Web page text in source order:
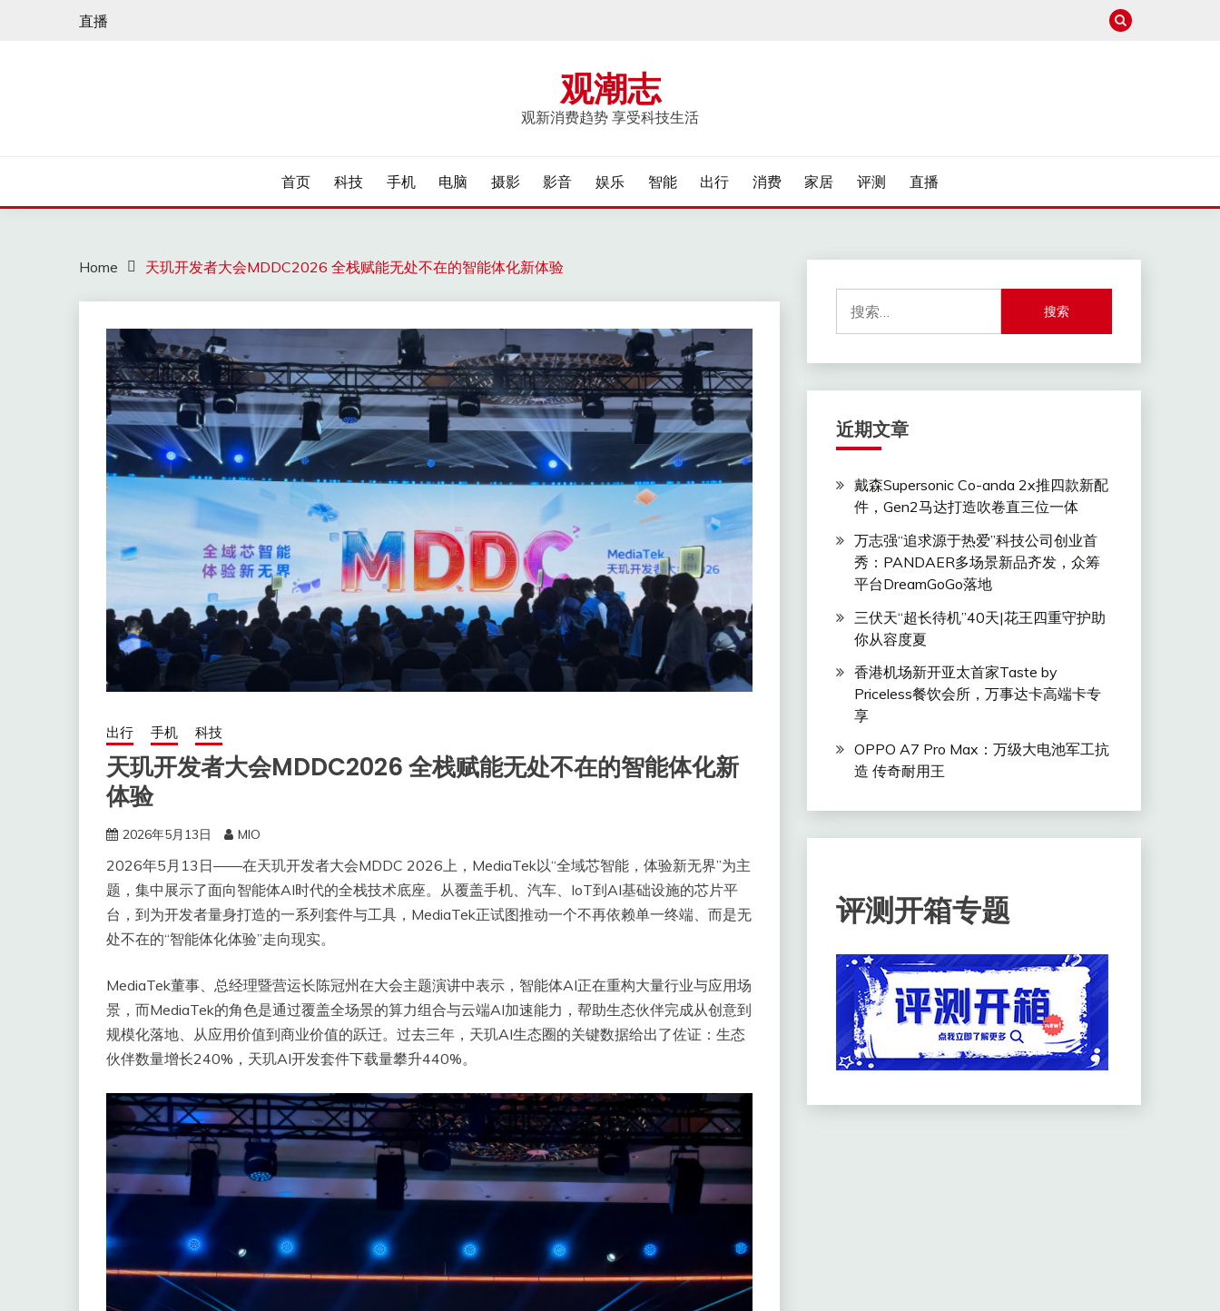
直播
观潮志
观新消费趋势 享受科技生活
首页 科技 手机 电脑 摄影 影音 娱乐 智能 出行 消费 家居 评测 直播
Home 天玑开发者大会MDDC2026 全栈赋能无处不在的智能体化新体验
出行 手机 科技
天玑开发者大会MDDC2026 全栈赋能无处不在的智能体化新
体验
2026年5月13日 MIO
2026年5月13日——在天玑开发者大会MDDC 2026上，MediaTek以“全域芯智能，体验新无界”为主
题，集中展示了面向智能体AI时代的全栈技术底座。从覆盖手机、汽车、IoT到AI基础设施的芯片平
台，到为开发者量身打造的一系列套件与工具，MediaTek正试图推动一个不再依赖单一终端、而是无
处不在的“智能体化体验”走向现实。
MediaTek董事、总经理暨营运长陈冠州在大会主题演讲中表示，智能体AI正在重构大量行业与应用场
景，而MediaTek的角色是通过覆盖全场景的算力组合与云端AI加速能力，帮助生态伙伴完成从创意到
规模化落地、从应用价值到商业价值的跃迁。过去三年，天玑AI生态圈的关键数据给出了佐证：生态
伙伴数量增长240%，天玑AI开发套件下载量攀升440%。
索：
近期文章
戴森Supersonic Co-anda 2x推四款新配
件，Gen2马达打造吹卷直三位一体
万志强“追求源于热爱”科技公司创业首
秀：PANDAER多场景新品齐发，众筹
平台DreamGoGo落地
三伏天“超长待机”40天|花王四重守护助
你从容度夏
香港机场新开亚太首家Taste by
Priceless餐饮会所，万事达卡高端卡专
享
OPPO A7 Pro Max：万级大电池军工抗
造 传奇耐用王
评测开箱专题